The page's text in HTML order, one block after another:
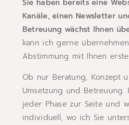
Sie haben bereits eine
Kanäle, einen Newsletter
Betreuung wächst Ihnen
kann ich gerne
Abstimmung mit Ihnen
Ob nur Beratung, Konzept
Umsetzung und Betreuung.
jeder Phase zur Seite und
individuell, wo ich Sie